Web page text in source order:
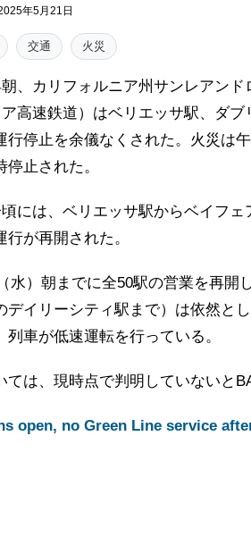
年5月21日
交通 火災
、カリフォルニア州サンレアンド
高速鉄道）はベリエッサ駅、ダ
行停止を余儀なくされた。火災は
止された。
には、ベリエッサ駅からベイフ
が再開された。
水）朝までに全50駅の営業を再開
デイリーシティ駅まで）は依然と
列車が低速運転を行っている。
ては、現時点で判明していないと
open, no Green Line service